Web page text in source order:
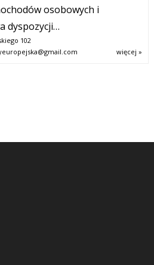
osobowych i
dyspozycji…
102
więcej »